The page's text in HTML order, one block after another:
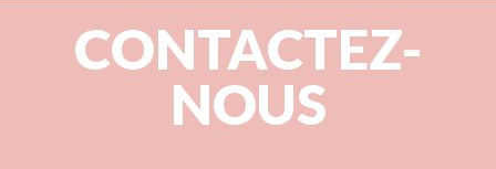
CONTACTEZ-
NOUS